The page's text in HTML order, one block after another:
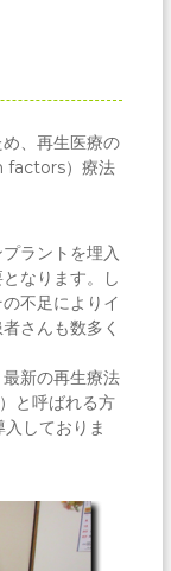
、再生医療の
factors）療法
ラントを埋入
なります。し
不足によりイ
さんも数多く
新の再生療法
と呼ばれる方
しておりま